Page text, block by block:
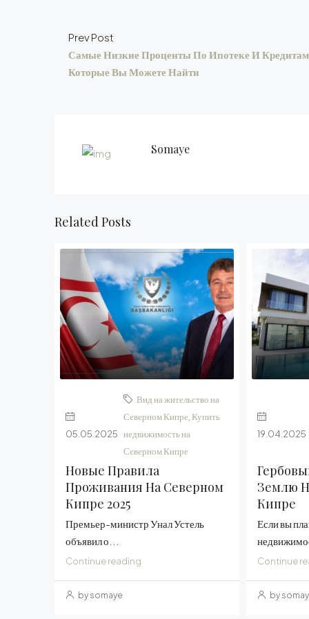
Prev Post
Самые Низкие Проценты По Ипотеке И
Которые Вы Можете Найти
Somaye
Related Posts
05.05.2025
Вид на жительство на
Северном Кипре Купить
недвижимость на
Северном Кипре
Новые Правила
Проживания На Северном
Кипре 2025
Премьер-министр Унал Устель
объявил о...
Continue reading
by somaye
19.04.2025
Землю
Кипре
Если вы
Continue
by